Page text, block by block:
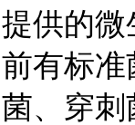
供的微
有标准
、穿